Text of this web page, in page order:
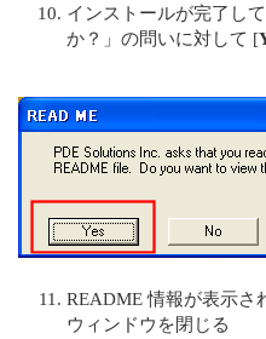
インストールが完了し
か？」の問いに対して [
README 情報が表示さ
ウィンドウを閉じる